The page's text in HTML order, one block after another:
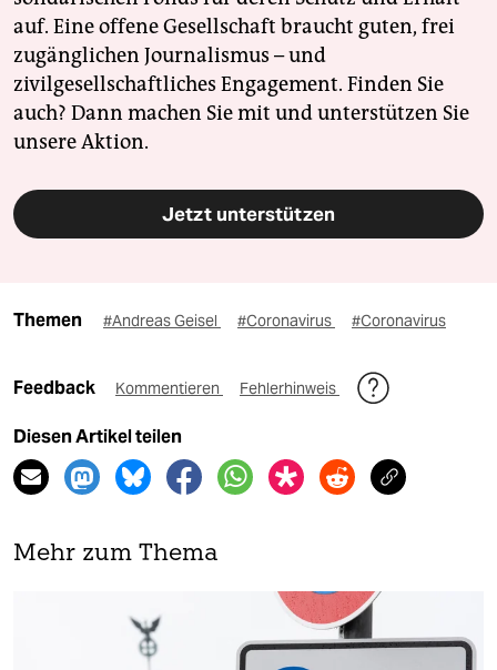
auf. Eine offene Gesellschaft braucht guten, frei
zugänglichen Journalismus – und
zivilgesellschaftliches Engagement. Finden Sie
auch? Dann machen Sie mit und unterstützen Sie
unsere Aktion.
Jetzt unterstützen
Themen #Andreas Geisel #Coronavirus #Coronavirus
Feedback Kommentieren Fehlerhinweis
Diesen Artikel teilen
Mehr zum Thema